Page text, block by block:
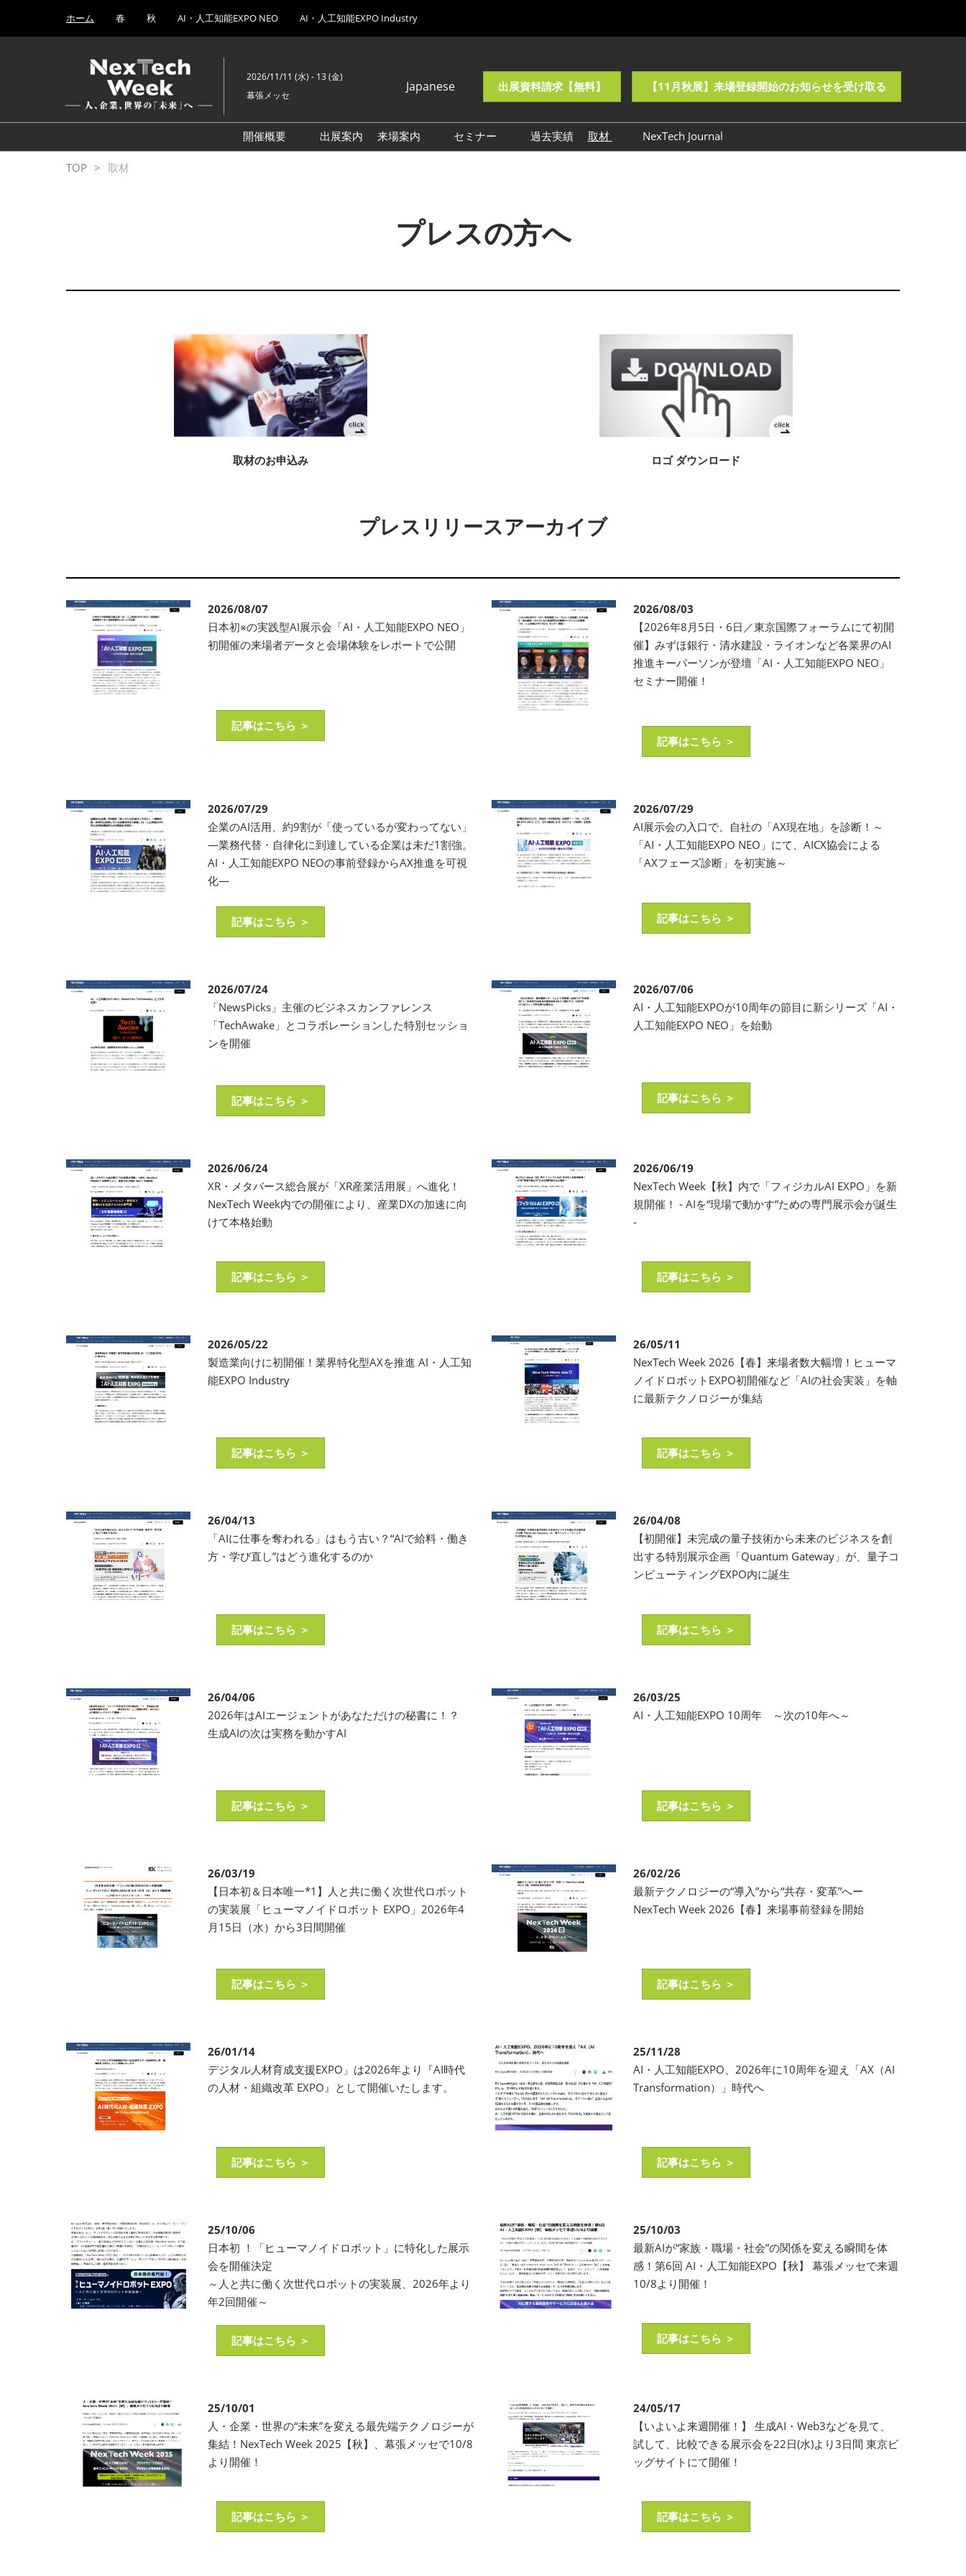
キ
to
ホーム 春 秋 AI・人工知能EXPO NEO AI・人工知能EXPO Industry
2026/11/11 (水) - 13 (金)
幕張メッセ
Japanese
English
Korean (Naver
出展資料請求【無料】 【11月秋展】来場登録開始のお知らせを受け取る
開催概要
ヒューマノイドロボット
フィジカルAI EXPO
XR産業活用展
出展案内
来場案内
展示会・セミナー参加ポリ
セミナー
NexTechWeek26春セミナー
過去実績
取材
NexTech Journal
TOP 取材
プレスの方へ
取材のお申込み ロゴ ダウンロード
プレスリリースアーカイブ
2026/08/07
日本初※の実践型AI展示会「AI・人工知能EXPO NEO」
初開催の来場者データと会場体験をレポートで公開
記事はこちら ＞
2026/08/03
【2026年8月5日・6日／東京国際フォーラムにて初開
催】みずほ銀行・清水建設・ライオンなど各業界のAI
推進キーパーソンが登壇「AI・人工知能EXPO NEO」
セミナー開催！
記事はこちら ＞
2026/07/29
企業のAI活用、約9割が「使っているが変わってない」
―業務代替・自律化に到達している企業は未だ1割強。
AI・人工知能EXPO NEOの事前登録からAX推進を可視
化―
記事はこちら ＞
2026/07/29
AI展示会の入口で、自社の「AX現在地」を診断！～
「AI・人工知能EXPO NEO」にて、AICX協会による
「AXフェーズ診断」を初実施～
記事はこちら ＞
2026/07/24
「NewsPicks」主催のビジネスカンファレンス
「TechAwake」とコラボレーションした特別セッショ
ンを開催
記事はこちら ＞
2026/07/06
AI・人工知能EXPOが10周年の節目に新シリーズ「AI・
人工知能EXPO NEO」を始動
記事はこちら ＞
2026/06/24
XR・メタバース総合展が「XR産業活用展」へ進化！
NexTech Week内での開催により、産業DXの加速に向
けて本格始動
記事はこちら ＞
2026/06/19
NexTech Week【秋】内で「フィジカルAI EXPO」を新
規開催！ - AIを“現場で動かす”ための専門展示会が誕生
-
記事はこちら ＞
2026/05/22
製造業向けに初開催！業界特化型AXを推進 AI・人工知
能EXPO Industry
記事はこちら ＞
26/05/11
NexTech Week 2026【春】来場者数大幅増！ヒューマ
ノイドロボットEXPO初開催など「AIの社会実装」を軸
に最新テクノロジーが集結
記事はこちら ＞
26/04/13
「AIに仕事を奪われる」はもう古い？“AIで給料・働き
方・学び直し”はどう進化するのか
記事はこちら ＞
26/04/08
【初開催】未完成の量子技術から未来のビジネスを創
出する特別展示企画「Quantum Gateway」が、量子コ
ンピューティングEXPO内に誕生
記事はこちら ＞
26/04/06
2026年はAIエージェントがあなただけの秘書に！？
生成AIの次は実務を動かすAI
記事はこちら ＞
26/03/25
AI・人工知能EXPO 10周年 ～次の10年へ～
記事はこちら ＞
26/03/19
【日本初＆日本唯一*1】人と共に働く次世代ロボット
の実装展「ヒューマノイドロボット EXPO」2026年4
月15日（水）から3日間開催
記事はこちら ＞
26/02/26
最新テクノロジーの“導入”から“共存・変革”へー
NexTech Week 2026【春】来場事前登録を開始
記事はこちら ＞
26/01/14
デジタル人材育成支援EXPO」は2026年より『AI時代
の人材・組織改革 EXPO』として開催いたします。
記事はこちら ＞
25/11/28
AI・人工知能EXPO、2026年に10周年を迎え「AX（AI
Transformation）」時代へ
記事はこちら ＞
25/10/06
日本初 ！「ヒューマノイドロボット」に特化した展示
会を開催決定
～人と共に働く次世代ロボットの実装展、2026年より
年2回開催～
記事はこちら ＞
25/10/03
最新AIが“家族・職場・社会”の関係を変える瞬間を体
感！第6回 AI・人工知能EXPO【秋】 幕張メッセで来週
10/8より開催！
記事はこちら ＞
25/10/01
人・企業・世界の“未来”を変える最先端テクノロジーが
集結！NexTech Week 2025【秋】、幕張メッセで10/8
より開催！
記事はこちら ＞
24/05/17
【いよいよ来週開催！】 ⽣成AI・Web3などを⾒て、
試して、⽐較できる展⽰会を22⽇(⽔)より3⽇間 東京ビ
ッグサイトにて開催！
記事はこちら ＞